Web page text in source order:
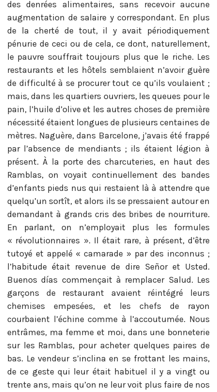
des denrées alimentaires, sans recevoir aucune
augmentation de salaire y correspondant. En plus
de la cherté de tout, il y avait périodiquement
pénurie de ceci ou de cela, ce dont, naturellement,
le pauvre souffrait toujours plus que le riche. Les
restaurants et les hôtels semblaient n’avoir guère
de difficulté à se procurer tout ce qu’ils voulaient ;
mais, dans les quartiers ouvriers, les queues pour le
pain, l’huile d’olive et les autres choses de première
nécessité étaient longues de plusieurs centaines de
mètres. Naguère, dans Barcelone, j’avais été frappé
par l’absence de mendiants ; ils étaient légion à
présent. À la porte des charcuteries, en haut des
Ramblas, on voyait continuellement des bandes
d’enfants pieds nus qui restaient là à attendre que
quelqu’un sortît, et alors ils se pressaient autour en
demandant à grands cris des bribes de nourriture.
En parlant, on n’employait plus les formules
« révolutionnaires ». Il était rare, à présent, d’être
tutoyé et appelé « camarade » par des inconnus ;
l’habitude était revenue de dire Señor et Usted.
Buenos días commençait à remplacer Salud. Les
garçons de restaurant avaient réintégré leurs
chemises empesées, et les chefs de rayon
courbaient l’échine comme à l’accoutumée. Nous
entrâmes, ma femme et moi, dans une bonneterie
sur les Ramblas, pour acheter quelques paires de
bas. Le vendeur s’inclina en se frottant les mains,
de ce geste qui leur était habituel il y a vingt ou
trente ans, mais qu’on ne leur voit plus faire de nos